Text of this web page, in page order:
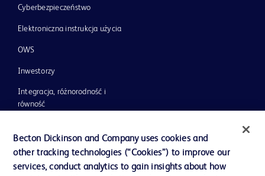
Cyberbezpieczeństwo
Elektroniczna instrukcja użycia
OWS
Inwestorzy
Integracja, różnorodność i
równość
Nasza firma
Etyka i zgodność z przepisami
Becton Dickinson and Company uses cookies and
other tracking technologies (“Cookies”) to improve our
services, conduct analytics to gain insights about how